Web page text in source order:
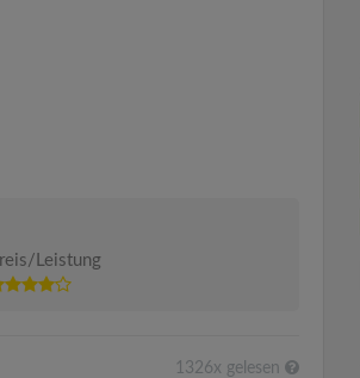
Leistung
1326x gelesen